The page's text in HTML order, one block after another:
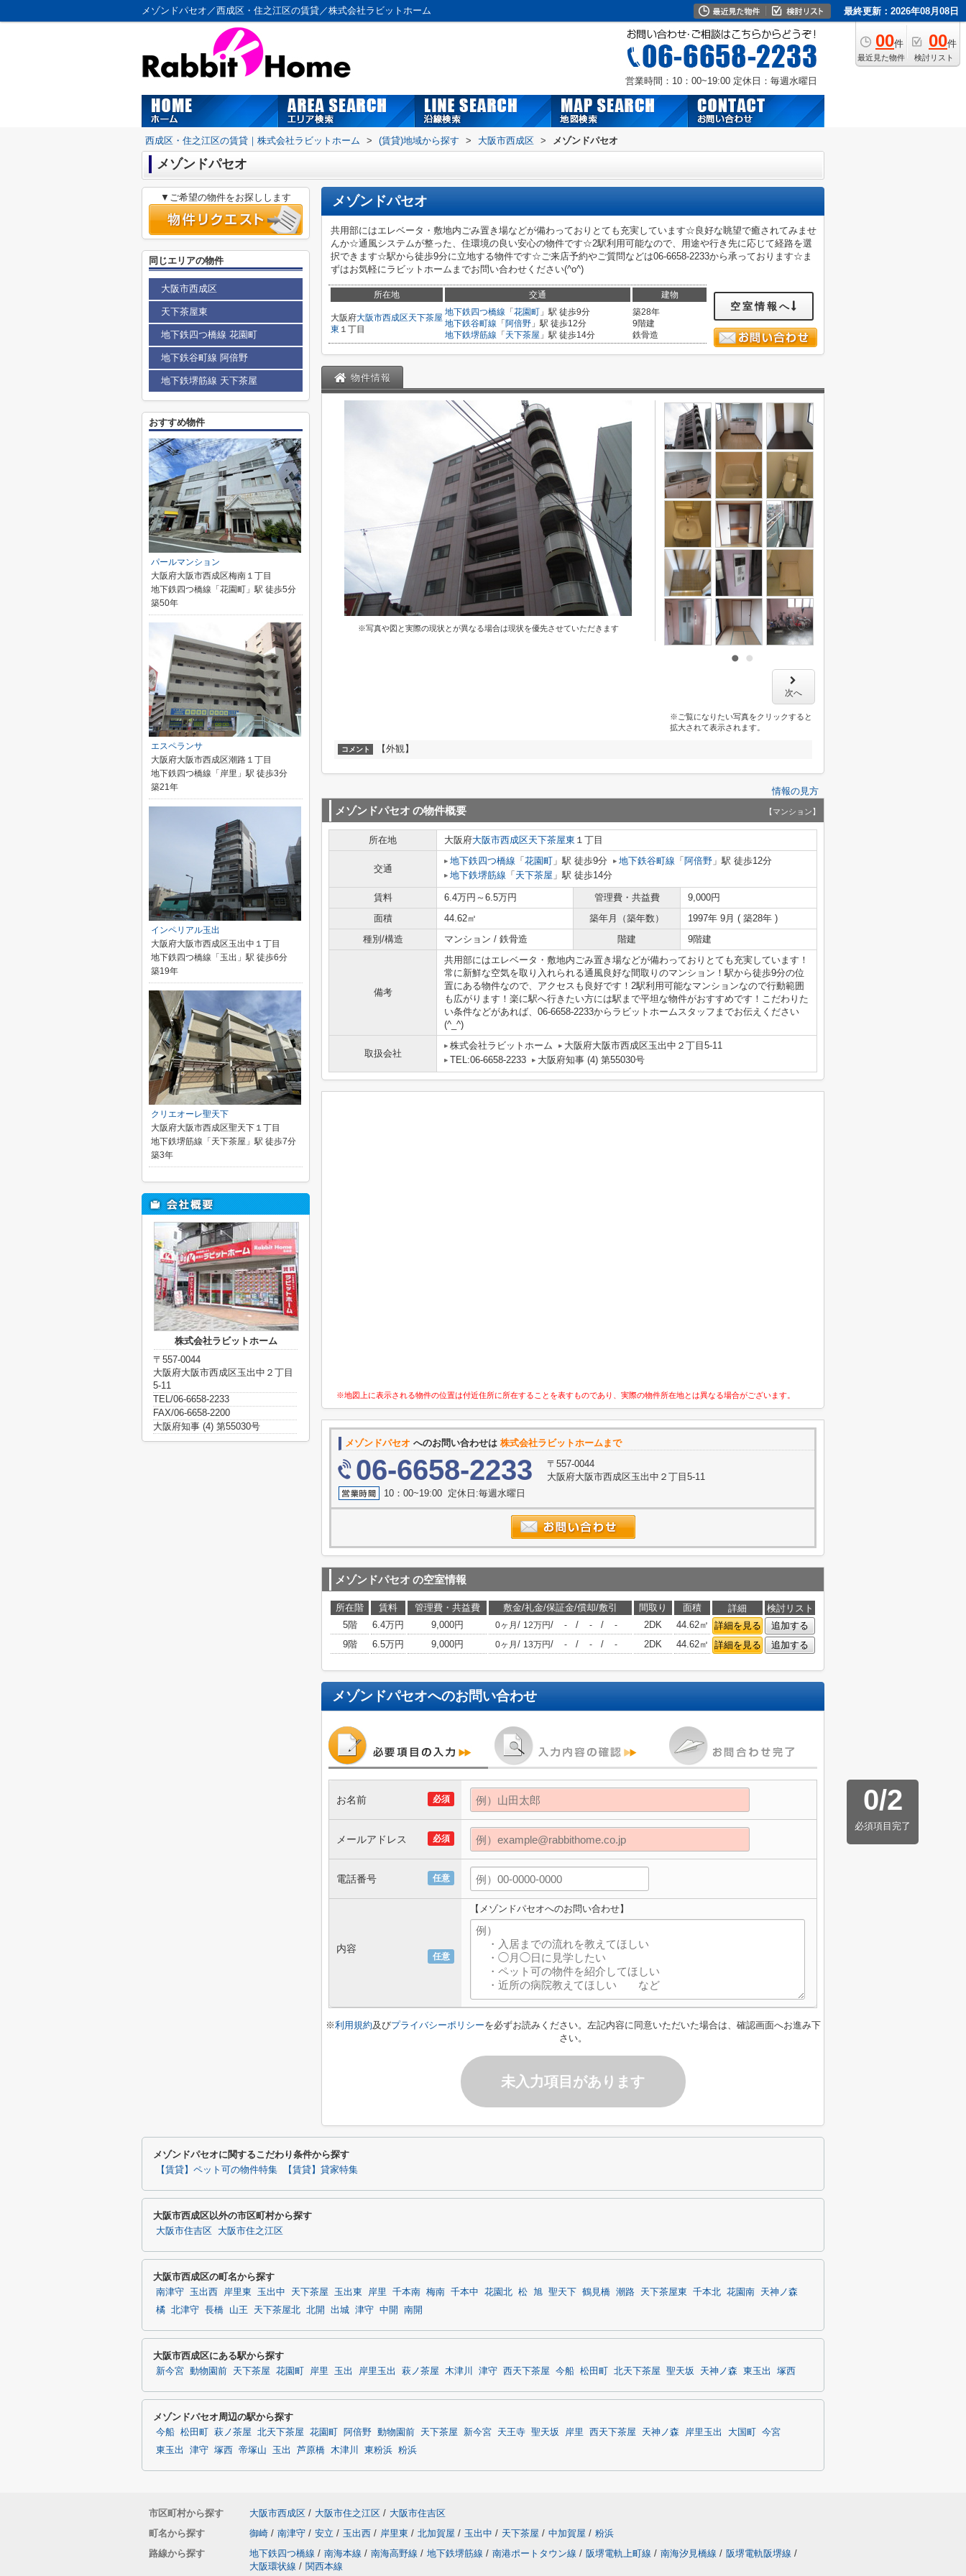
メゾンドパセオ／西成区・住之江区の賃貸／株式会社ラビットホーム 最終更新：2026年08月08日
00件
最近見た物件
00件
検討リスト
営業時間：10：00~19:00 定休日：毎週水曜日
西成区・住之江区の賃貸｜株式会社ラビットホーム > (賃貸)地域から探す > 大阪市西成区 > メゾンドパセオ
メゾンドパセオ
メゾンドパセオ
共用部にはエレベータ・敷地内ごみ置き場などが備わっておりとても充実しています☆良好な眺望で癒されてみませ
んか☆通風システムが整った、住環境の良い安心の物件です☆2駅利用可能なので、用途や行き先に応じて経路を選
択できます☆駅から徒歩9分に立地する物件です☆ご来店予約やご質問などは06-6658-2233から承っております☆ま
ずはお気軽にラビットホームまでお問い合わせください(^o^)
所在地 交通 建物
大阪府大阪市西成区天下茶屋
東 １丁目
地下鉄四つ橋線 「 花園町 」駅 徒歩9分
地下鉄谷町線 「 阿倍野 」駅 徒歩12分
地下鉄堺筋線 「 天下茶屋 」駅 徒歩14分
築28年
9階建
鉄骨造
空室情報へ
物件情報
※写真や図と実際の現状とが異なる場合は現状を優先させていただきます
次へ
※ご覧になりたい写真をクリックすると
拡大されて表示されます。
コメント 【外観】
情報の見方
メゾンドパセオ の物件概要 【マンション】
所在地 大阪府大阪市西成区天下茶屋東 １丁目
交通
地下鉄四つ橋線 「 花園町 」駅 徒歩9分 地下鉄谷町線 「 阿倍野 」駅 徒歩12分
地下鉄堺筋線 「 天下茶屋 」駅 徒歩14分
賃料 6.4万円～6.5万円 管理費・共益費
9,000円
面積
44.62㎡ 築年月（築年数）
1997年 9月 ( 築28年 )
種別/構造
マンション / 鉄骨造 階建 9階建
備考
共用部にはエレベータ・敷地内ごみ置き場などが備わっておりとても充実しています！
常に新鮮な空気を取り入れられる通風良好な間取りのマンション！駅から徒歩9分の位
置にある物件なので、アクセスも良好です！2駅利用可能なマンションなので行動範囲
も広がります！楽に駅へ行きたい方には駅まで平坦な物件がおすすめです！こだわりた
い条件などがあれば、06-6658-2233からラビットホームスタッフまでお伝えください
(^_^)
取扱会社
株式会社ラビットホーム
大阪府大阪市西成区玉出中２丁目5-11
TEL:06-6658-2233
大阪府知事 (4) 第55030号
※地図上に表示される物件の位置は付近住所に所在することを表すものであり、実際の物件所在地とは異なる場合がございます。
メゾンドパセオ へのお問い合わせは 株式会社ラビットホームまで
06-6658-2233
〒557-0044
大阪府大阪市西成区玉出中２丁目5-11
10：00~19:00 定休日:毎週水曜日
メゾンドパセオ の空室情報
所在階 賃料 管理費・共益費 敷金/礼金/保証金/償却/敷引 間取り 面積 詳細
検討リスト
5階
6.4万円 9,000円 0ヶ月 / 12万円/ - / - / - 2DK 44.62㎡ 詳細を見る
追加する
9階
6.5万円 9,000円 0ヶ月 / 13万円/ - / - / - 2DK 44.62㎡ 詳細を見る 追加する
メゾンドパセオへのお問い合わせ
0/2
必須項目完了
必須
お名前
必須
メールアドレス
任意
電話番号
任意
内容
【メゾンドパセオへのお問い合わせ】
※利用規約及びプライバシーポリシーを必ずお読みください。左記内容に同意いただいた場合は、確認画面へお進み下
さい。
未入力項目があります
▼ご希望の物件をお探しします
同じエリアの物件
大阪市西成区
天下茶屋東
地下鉄四つ橋線 花園町
地下鉄谷町線 阿倍野
地下鉄堺筋線 天下茶屋
おすすめ物件
パールマンション
大阪府大阪市西成区梅南１丁目
地下鉄四つ橋線「花園町」駅 徒歩5分
築50年
エスペランサ
大阪府大阪市西成区潮路１丁目
地下鉄四つ橋線「岸里」駅 徒歩3分
築21年
インペリアル玉出
大阪府大阪市西成区玉出中１丁目
地下鉄四つ橋線「玉出」駅 徒歩6分
築19年
クリエオーレ聖天下
大阪府大阪市西成区聖天下１丁目
地下鉄堺筋線「天下茶屋」駅 徒歩7分
築3年
株式会社ラビットホーム
〒557-0044
大阪府大阪市西成区玉出中２丁目
5-11
TEL/06-6658-2233
FAX/06-6658-2200
大阪府知事 (4) 第55030号
メゾンドパセオに関するこだわり条件から探す
【賃貸】ペット可の物件特集 【賃貸】貸家特集
大阪市西成区以外の市区町村から探す
大阪市住吉区 大阪市住之江区
大阪市西成区の町名から探す
南津守 玉出西 岸里東 玉出中 天下茶屋 玉出東 岸里 千本南 梅南 千本中 花園北 松 旭 聖天下 鶴見橋 潮路 天下茶屋東 千本北 花園南
天神ノ森
橘 北津守 長橋 山王 天下茶屋北 北開 出城 津守 中開 南開
大阪市西成区にある駅から探す
新今宮 動物園前 天下茶屋 花園町 岸里 玉出 岸里玉出 萩ノ茶屋 木津川 津守 西天下茶屋 今船 松田町 北天下茶屋 聖天坂 天神ノ森 東玉出 塚西
メゾンドパセオ周辺の駅から探す
今船 松田町 萩ノ茶屋 北天下茶屋 花園町 阿倍野 動物園前 天下茶屋 新今宮 天王寺 聖天坂 岸里 西天下茶屋 天神ノ森 岸里玉出 大国町
今宮
東玉出
津守 塚西 帝塚山 玉出 芦原橋 木津川 東粉浜 粉浜
市区町村から探す 大阪市西成区 / 大阪市住之江区 / 大阪市住吉区
町名から探す
御崎 / 南津守 / 安立 / 玉出西 / 岸里東 / 北加賀屋 / 玉出中 / 天下茶屋 / 中加賀屋 / 粉浜
路線から探す
地下鉄四つ橋線 / 南海本線 / 南海高野線 / 地下鉄堺筋線 / 南港ポートタウン線 / 阪堺電軌上町線 / 南海汐見橋線 / 阪堺電軌阪堺線 /
大阪環状線 / 関西本線